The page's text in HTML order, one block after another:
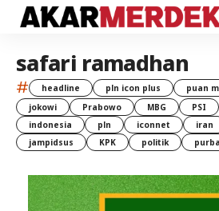
safari ramadhan
# headline pln icon plus puan
jokowi
Prabowo MBG PSI
indonesia
pln iconnet iran
jampidsus
KPK politik